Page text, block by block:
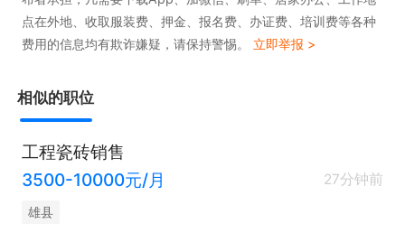
点在外地、收取服装费、押金、报名费、办证费、培训费等各种
费用的信息均有欺诈嫌疑，请保持警惕。 立即举报 >
相似的职位
工程瓷砖销售
3500-10000元/月
27分钟前
雄县